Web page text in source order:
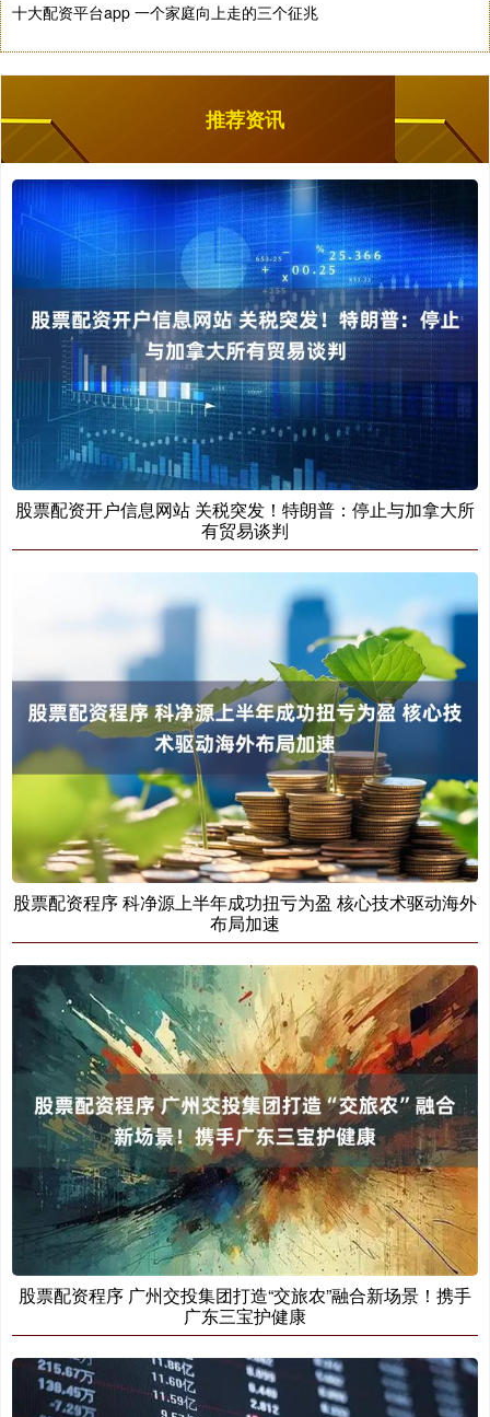
十大配资平台app 一个家庭向上走的三个征兆
推荐资讯
股票配资开户信息网站 关税突发！特朗普：停止与加拿大所
有贸易谈判
股票配资程序 科净源上半年成功扭亏为盈 核心技术驱动海外
布局加速
股票配资程序 广州交投集团打造“交旅农”融合新场景！携手
广东三宝护健康